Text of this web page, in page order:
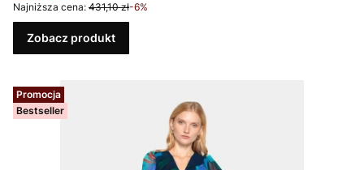
Najniższa cena: 431,10 zł-6%
Zobacz produkt
Promocja
Bestseller